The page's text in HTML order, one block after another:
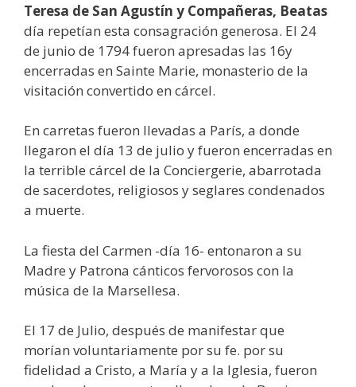
Teresa de San Agustín y Compañeras, Beatas
día repetían esta consagración generosa. El 24
de junio de 1794 fueron apresadas las 16y
encerradas en Sainte Marie, monasterio de la
visitación convertido en cárcel.
En carretas fueron llevadas a París, a donde
llegaron el día 13 de julio y fueron encerradas en
la terrible cárcel de la Conciergerie, abarrotada
de sacerdotes, religiosos y seglares condenados
a muerte.
La fiesta del Carmen -día 16- entonaron a su
Madre y Patrona cánticos fervorosos con la
música de la Marsellesa.
El 17 de Julio, después de manifestar que
morían voluntariamente por su fe. por su
fidelidad a Cristo, a María y a la Iglesia, fueron